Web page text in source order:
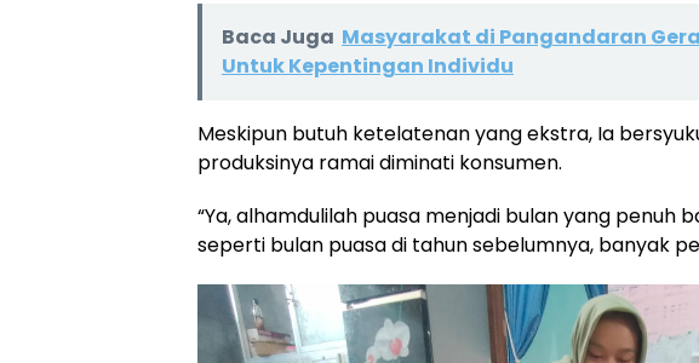
Baca Juga Masyarakat di Pangandaran
Untuk Kepentingan Individu
Meskipun butuh ketelatenan yang ekstra, Ia
produksinya ramai diminati konsumen.
“Ya, alhamdulilah puasa menjadi bulan yang penuh
seperti bulan puasa di tahun sebelumnya, banyak